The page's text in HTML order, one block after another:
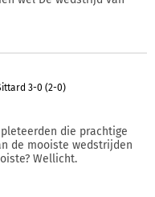
3-0 (2-0)
die prachtige
de mooiste wedstrijden
Wellicht.